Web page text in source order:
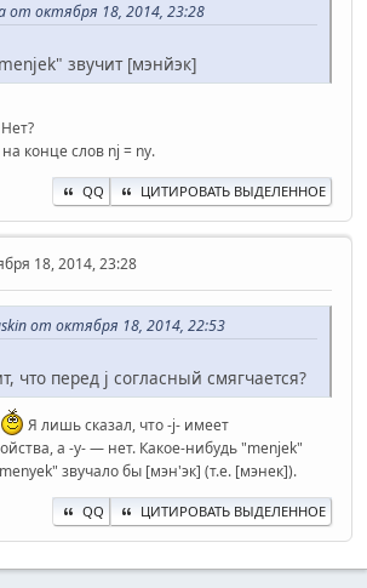
от октября 18, 2014, 23:28
звучит [мэнйэк]
конце слов nj = ny.
QQ ЦИТИРОВАТЬ ВЫДЕЛЕННОЕ
18, 2014, 23:28
от октября 18, 2014, 22:53
что перед j согласный смягчается?
Я лишь сказал, что -j- имеет
а -y- — нет. Какое-нибудь "menjek"
звучало бы [мэн'эк] (т.е. [мэнек]).
QQ ЦИТИРОВАТЬ ВЫДЕЛЕННОЕ